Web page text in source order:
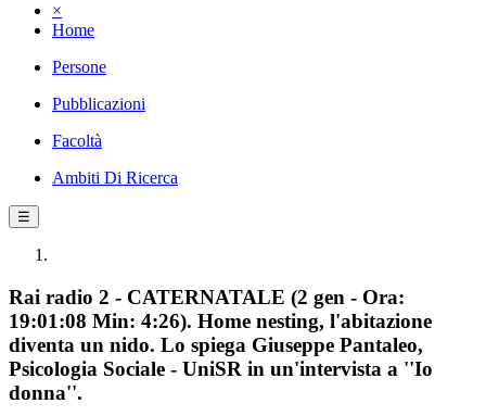
×
Home
Persone
Pubblicazioni
Facoltà
Ambiti Di Ricerca
☰
Rai radio 2 - CATERNATALE (2 gen - Ora:
19:01:08 Min: 4:26). Home nesting, l'abitazione
diventa un nido. Lo spiega Giuseppe Pantaleo,
Psicologia Sociale - UniSR in un'intervista a ''Io
donna''.